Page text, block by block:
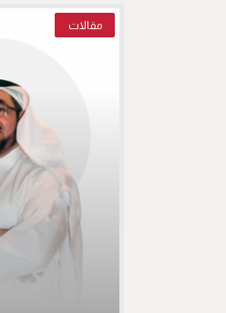
مقالات